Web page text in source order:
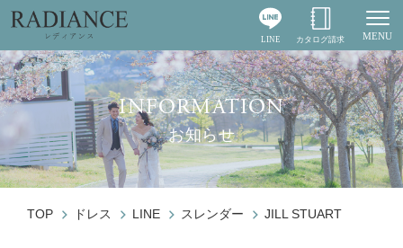
MENU
LINE カタログ請求
INFORMATION
お知らせ
TOP ドレス LINE スレンダー JILL STUART